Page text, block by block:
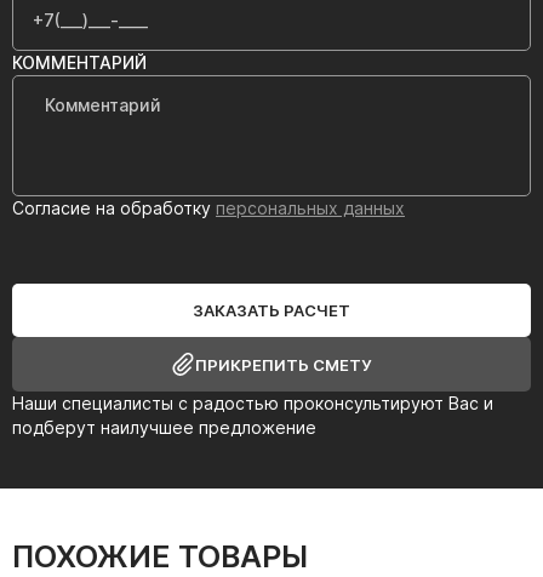
Наши специалисты с радостью проконсультируют Вас и
подберут наилучшее предложение
КОММЕНТАРИЙ
Согласие на обработку персональных данных
ЗАКАЗАТЬ РАСЧЕТ
ПРИКРЕПИТЬ СМЕТУ
ПОХОЖИЕ ТОВАРЫ